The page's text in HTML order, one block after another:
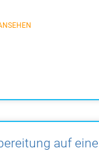
auf eine